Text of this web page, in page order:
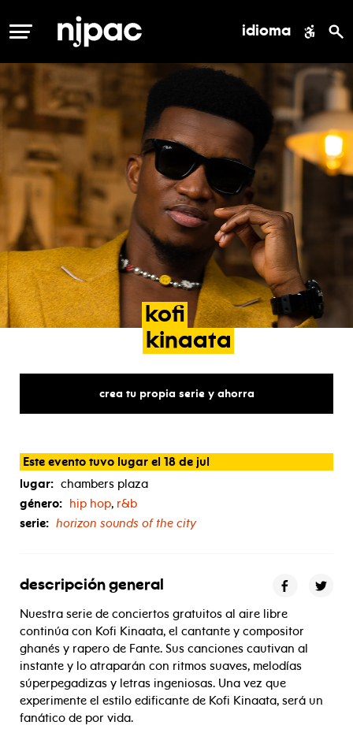
MENÚ idioma
kofi
kinaata
crea tu propia serie y ahorra
Este evento tuvo lugar el 18 de jul
lugar: chambers plaza
género:
hip hop, r&b
serie: horizon sounds of the city
descripción general
Nuestra serie de conciertos gratuitos al aire libre
continúa con Kofi Kinaata, el cantante y compositor
ghanés y rapero de Fante. Sus canciones cautivan al
instante y lo atraparán con ritmos suaves, melodías
súperpegadizas y letras ingeniosas. Una vez que
experimente el estilo edificante de Kofi Kinaata, será un
fanático de por vida.